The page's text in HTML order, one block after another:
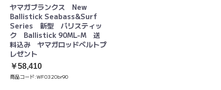
ヤマガブランクス New
Ballistick Seabass&Surf
Series 新型 バリスティッ
ク Ballistick 90ML-M 送
料込み ヤマガロッドベルトプ
レゼント
￥58,410
商品コード:WF0320br90